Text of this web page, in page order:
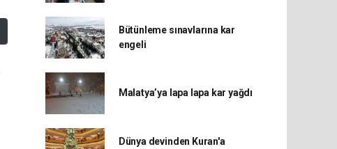
Bütünleme sınavlarına kar
engeli
Malatya’ya lapa lapa kar yağdı
Dünya devinden Kuran'a